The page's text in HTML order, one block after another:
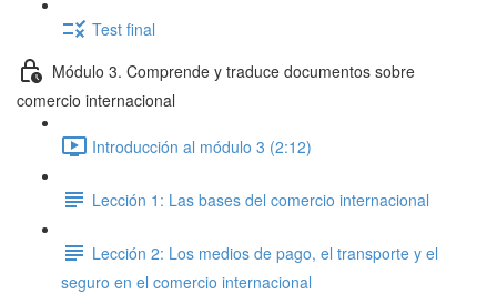
Test final
Módulo 3. Comprende y traduce documentos sobre
comercio internacional
Introducción al módulo 3 (2:12)
Lección 1: Las bases del comercio internacional
Lección 2: Los medios de pago, el transporte y el
seguro en el comercio internacional